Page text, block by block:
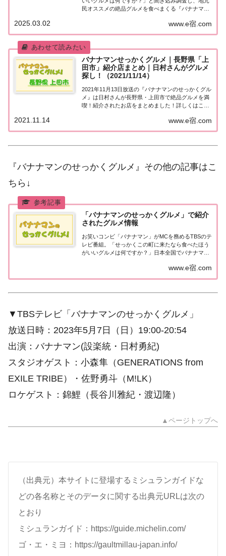
民オススメの絶品グルメを食べまくる『バナナマン
ンのせっかくグルメ』は日村さんが長野県・上田市
で絶品グルメを満喫！背脂マシマシ醤油ラーメン...
www.e宿.com
2025.03.02
バナナマンせっかくグルメ｜長野県「上
田市」紹介店まとめ｜日村さんがグルメ
探し！（2021/11/14）
2021年11月13日放送の『バナナマンのせっかくグル
メ』は日村さんが長野県・上田市で絶品グルメを満
喫！紹介されたお店をまとめました！詳しくはこち
元の人に「せっかくこの町に来たなら食べたほうが
いいグルメは何ですか？」と聞き込み、地元民...
www.e宿.com
2021.11.14
『バナナマンのせっかくグルメ』その他の記事はこ
ちら↓
「バナナマンのせっかくグルメ」で紹介
されたグルメ情報
お笑いコンビ「バナナマン」がMCを務めるTBSのテ
レビ番組。「せっかくこの町に来たなら食べたほう
がいいグルメは何ですか？」日本全国でバナナマン
www.e宿.com
▼TBSテレビ「バナナマンのせっかくグルメ」
放送日時：2023年5月7日（日）19:00-20:54
出演：バナナマン(設楽統・日村勇紀)
スタジオゲスト：小森隼（GENERATIONS from
EXILE TRIBE）・佐野勇斗（M!LK）
ロケゲスト：錦鯉（長谷川雅紀・渡辺隆）
▲ページトップへ
（出典元）本サイトに登場するミシュランガイドな
どの各名称とそのデータに関する出典元URLは次の
とおり
ミシュランガイド：https://guide.michelin.com/
ゴ・エ・ミヨ：https://gaultmillau-japan.info/